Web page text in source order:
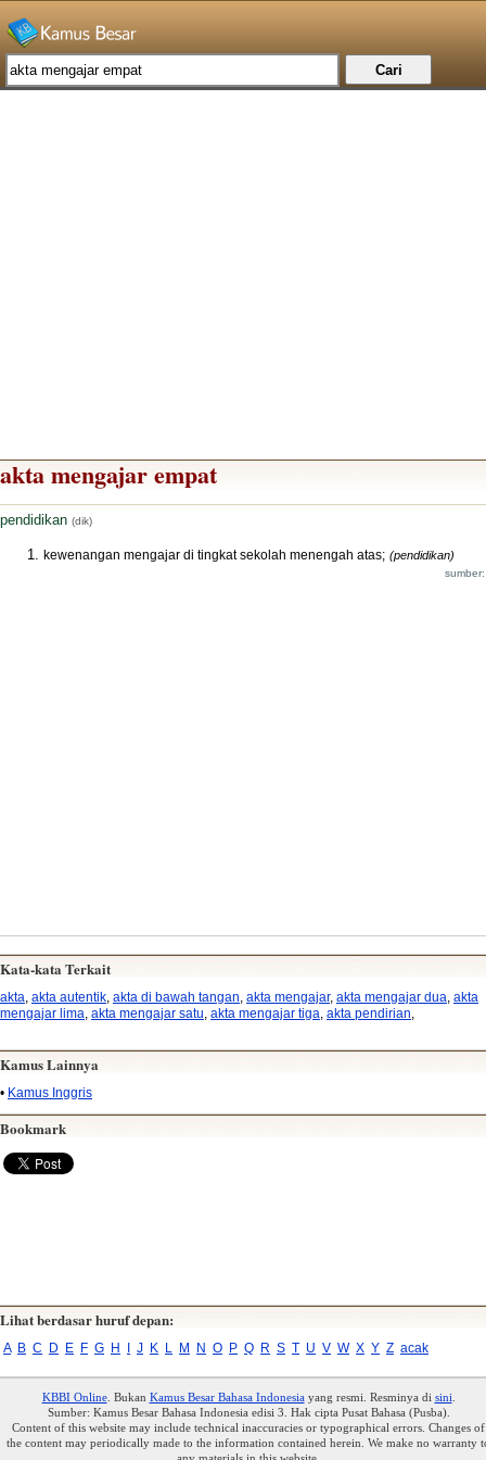
akta mengajar empat
pendidikan (dik)
kewenangan mengajar di tingkat sekolah menengah atas; (pendidikan)
Kata-kata Terkait
akta akta autentik akta di bawah tangan akta mengajar, akta mengajar dua akta
mengajar lima akta mengajar satu akta mengajar tiga akta pendirian
Kamus Lainnya
• Kamus Inggris
Bookmark
Lihat berdasar huruf depan:
A B C D E F G H J K L M N O P Q R S T U V W X Y Z acak
KBBI Online. Bukan Kamus Besar Bahasa Indonesiayang resmi. Resminya di sini
Sumber: Kamus Besar Bahasa Indonesia edisi 3. Hak cipta Pusat Bahasa (Pusba).
Content of this website may include technical inaccuracies or typographical errors. Changes of
the content may periodically made to the information contained herein. We make no warranty